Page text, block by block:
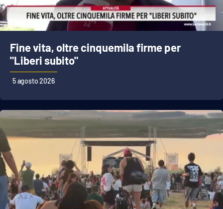
Lamezia Terme
PROGETTI
SPECIALI
Buona Sanità Calabria
LA
CALABRIAVISIONE
Destinazioni
Eventi
Food
Fine vita, oltre cinquemila firme per
"Liberi subito"
5 agosto 2026